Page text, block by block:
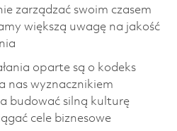
zarządzać swoim czasem
większą uwagę na jakość
oparte są o kodeks
nas wyznacznikiem
budować silną kulturę
cele biznesowe